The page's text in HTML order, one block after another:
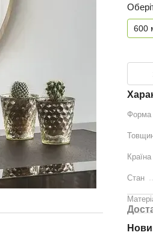
600
Форма
Стан